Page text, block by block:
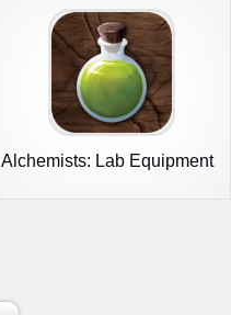
Alchemists: Lab Equipment